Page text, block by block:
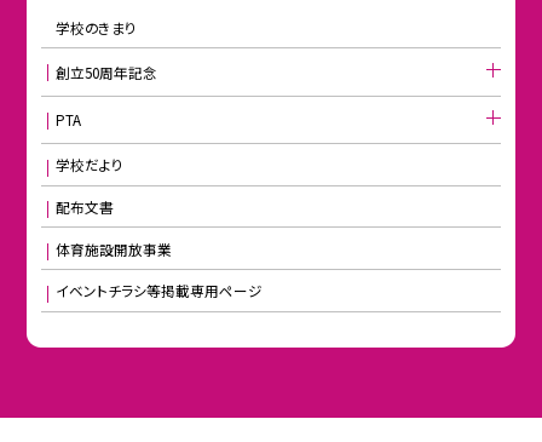
学校のきまり
創立50周年記念
PTA
学校だより
配布文書
体育施設開放事業
イベントチラシ等掲載専用ページ